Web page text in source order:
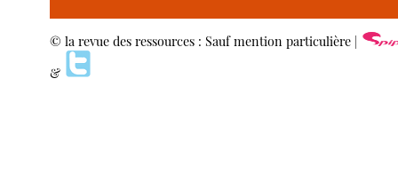
© la revue des ressources : Sauf mention particulière |
&